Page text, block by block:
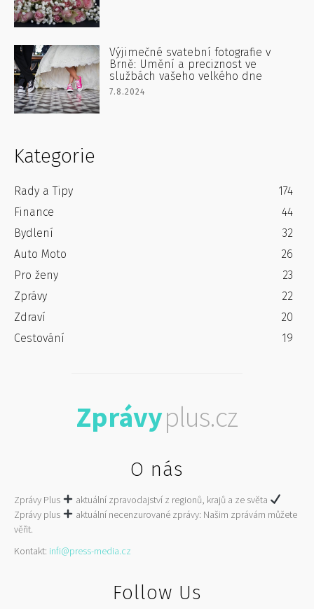
Výjimečné svatební fotografie v
Brně: Umění a preciznost ve
službách vašeho velkého dne
7.8.2024
Kategorie
Rady a Tipy
174
Finance
44
Bydlení
32
Auto Moto
26
Pro ženy
23
Zprávy
22
Zdraví
20
Cestování
19
Zprávyplus.cz
O nás
Zprávy Plus
aktuální zpravodajství z regionů, krajů a ze světa
Zprávy plus
aktuální necenzurované zprávy: Našim zprávám můžete
věřit.
Kontakt: infi@press-media.cz
Follow Us